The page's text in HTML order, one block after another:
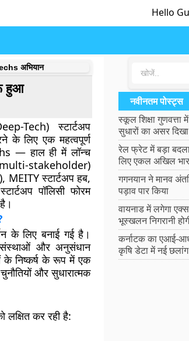
Hello
अभियान
हुआ
Tech) स्टार्टअप
के लिए एक महत्वपूर्ण
— हाल ही में लॉन्च
stakeholder)
MEITY स्टार्टअप हब,
पॉलिसी फोरम
के लिए बनाई गई है।
संस्थाओं और अनुसंधान
के निष्कर्ष के रूप में एक
और सुधारात्मक
लक्षित कर रही है:
नवीनतम पोस्ट्स
स्कूल शिक्षा गुणवत्ता
सुधारों का असर दिखा
रेल फ्रेट में बड़ा
लिए एकल अखिल
गगनयान ने मानव
पड़ाव पार किया
वायनाड में लगेगा
भूस्खलन निगरानी
कर्नाटक का एआई-
कृषि डेटा में नई छलांग